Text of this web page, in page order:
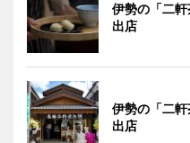
伊勢の「二
出店
伊勢の「二
出店